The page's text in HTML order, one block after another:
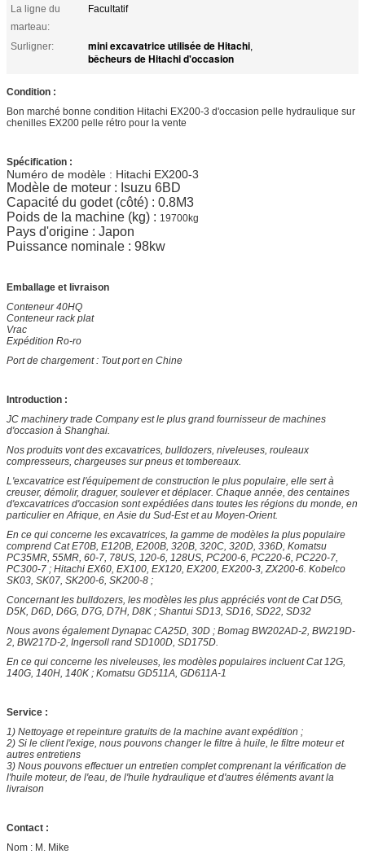
La ligne du
marteau:
Facultatif
Surligner: mini excavatrice utilisée de Hitachi,
bêcheurs de Hitachi d'occasion
Condition :
Bon marché bonne condition Hitachi EX200-3 d'occasion pelle hydraulique sur
chenilles EX200 pelle rétro pour la vente
Spécification :
Numéro de modèle : Hitachi EX200-3
Modèle de moteur : Isuzu 6BD
Capacité du godet (côté) : 0.8M3
Poids de la machine (kg) : 19700kg
Pays d'origine : Japon
Puissance nominale : 98kw
Emballage et livraison
Conteneur 40HQ
Conteneur rack plat
Vrac
Expédition Ro-ro
Port de chargement : Tout port en Chine
Introduction :
JC machinery trade Company est le plus grand fournisseur de machines
d'occasion à Shanghai.
Nos produits vont des excavatrices, bulldozers, niveleuses, rouleaux
compresseurs, chargeuses sur pneus et tombereaux.
L'excavatrice est l'équipement de construction le plus populaire, elle sert à
creuser, démolir, draguer, soulever et déplacer. Chaque année, des centaines
d'excavatrices d'occasion sont expédiées dans toutes les régions du monde, en
particulier en Afrique, en Asie du Sud-Est et au Moyen-Orient.
En ce qui concerne les excavatrices, la gamme de modèles la plus populaire
comprend Cat E70B, E120B, E200B, 320B, 320C, 320D, 336D, Komatsu
PC35MR, 55MR, 60-7, 78US, 120-6, 128US, PC200-6, PC220-6, PC220-7,
PC300-7 ; Hitachi EX60, EX100, EX120, EX200, EX200-3, ZX200-6. Kobelco
SK03, SK07, SK200-6, SK200-8 ;
Concernant les bulldozers, les modèles les plus appréciés vont de Cat D5G,
D5K, D6D, D6G, D7G, D7H, D8K ; Shantui SD13, SD16, SD22, SD32
Nous avons également Dynapac CA25D, 30D ; Bomag BW202AD-2, BW219D-
2, BW217D-2, Ingersoll rand SD100D, SD175D.
En ce qui concerne les niveleuses, les modèles populaires incluent Cat 12G,
140G, 140H, 140K ; Komatsu GD511A, GD611A-1
Service :
1) Nettoyage et repeinture gratuits de la machine avant expédition ;
2) Si le client l'exige, nous pouvons changer le filtre à huile, le filtre moteur et
autres entretiens
3) Nous pouvons effectuer un entretien complet comprenant la vérification de
l'huile moteur, de l'eau, de l'huile hydraulique et d'autres éléments avant la
livraison
Contact :
Nom : M. Mike